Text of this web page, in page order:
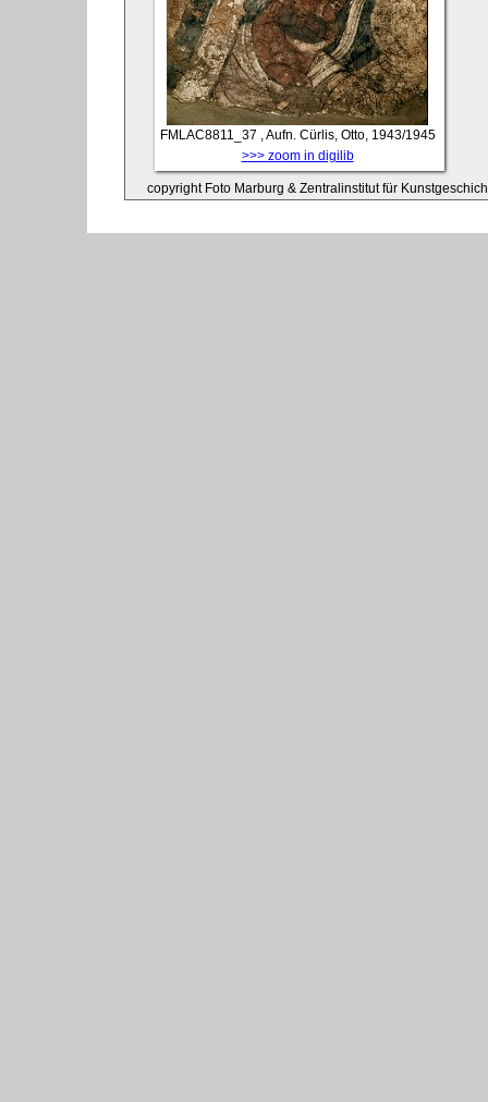
FMLAC8811_37
, Aufn. Cürlis, Otto, 1943/1945
>>> zoom in digilib
copyright Foto Marburg & Zentralinstitut für